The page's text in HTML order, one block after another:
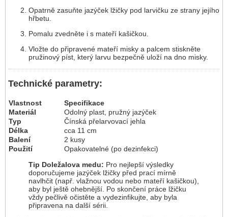
Opatrně zasuňte jazýček lžičky pod larvičku ze strany jejího
hřbetu.
Pomalu zvedněte i s mateří kašičkou.
Vložte do připravené mateří misky a palcem stiskněte
pružinový píst, který larvu bezpečně uloží na dno misky.
Technické parametry:
Vlastnost
Specifikace
Materiál
Odolný plast, pružný jazýček
Typ
Čínská přelarvovací jehla
Délka
cca 11 cm
Balení
2 kusy
Použití
Opakovatelné (po dezinfekci)
Tip Doležalova medu: Pro nejlepší výsledky
doporučujeme jazýček lžičky před prací mírně
navlhčit (např. vlažnou vodou nebo mateří kašičkou),
aby byl ještě ohebnější. Po skončení práce lžičku
vždy pečlivě očistěte a vydezinfikujte, aby byla
připravena na další sérii.